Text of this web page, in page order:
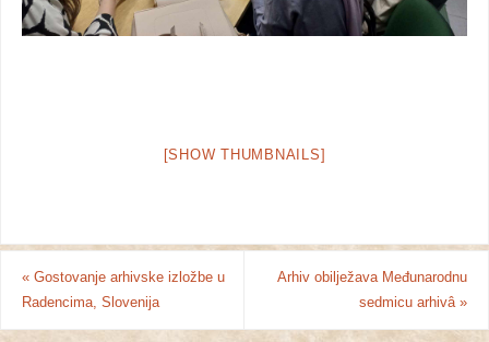
[SHOW THUMBNAILS]
«Gostovanje arhivske izložbe u
Radencima, Slovenija
Arhiv obilježava Međunarodnu
sedmicu arhivâ»